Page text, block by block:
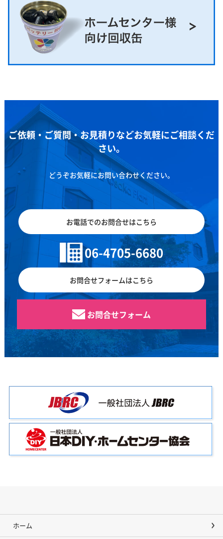
ご依頼・ご質問・お見積りなどお気軽にご相談くだ
さい。
どうぞお気軽にお問い合わせください。
お電話でのお問合せはこちら
06-4705-6680
お問合せフォームはこちら
お問合せフォーム
ホーム